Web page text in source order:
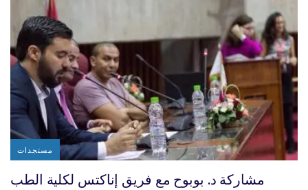
مستجدات
مشاركة د. بوبوح مع فريق إناكتس لكلية الطب